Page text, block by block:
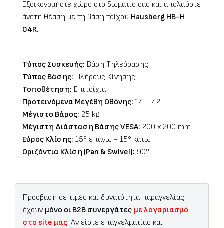
Εξοικονομήστε χώρο στο δωμάτιό σας και απολαύστε
άνετη θέαση με τη βάση τοίχου Hausberg HB-H
04R.
Τύπος Συσκευής: Βάση Τηλεόρασης
Τύπος Βάσης: Πλήρους Κίνησης
Τοποθέτηση: Επιτοίχια
Προτεινόμενα Μεγέθη Οθόνης: 14"- 42"
Μέγιστο Βάρος: 25 kg
Μέγιστη Διάσταση Βάσης VESA: 200 x 200 mm
Εύρος Κλίσης: 15° επάνω - 15° κάτω
Οριζόντια Κλίση (Pan & Swivel): 90°
Πρόσβαση σε τιμές και δυνατότητα παραγγελίας
έχουν μόνο οι B2B συνεργάτες με λογαριασμό
στο site μας. Αν είστε επαγγελματίας και